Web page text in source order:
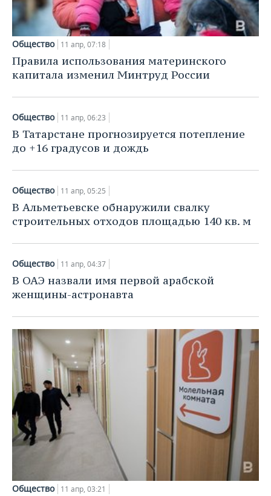
Общество 11 апр, 07:18
Правила использования материнского
капитала изменил Минтруд России
Общество 11 апр, 06:23
В Татарстане прогнозируется потепление
до +16 градусов и дождь
Общество 11 апр, 05:25
В Альметьевске обнаружили свалку
строительных отходов площадью 140 кв. м
Общество 11 апр, 04:37
В ОАЭ назвали имя первой арабской
женщины-астронавта
Общество 11 апр, 03:21